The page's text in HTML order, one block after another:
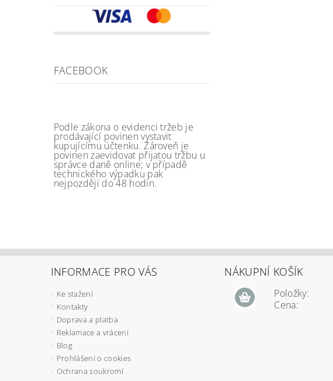
FACEBOOK
Podle zákona o evidenci tržeb je
prodávající povinen vystavit
kupujícímu účtenku. Zároveň je
povinen zaevidovat přijatou tržbu u
správce daně online; v případě
technického výpadku pak
nejpozději do 48 hodin.
INFORMACE PRO VÁS
Ke stažení
Kontakty
Doprava a platba
Reklamace a vrácení
Blog
Prohlášení o cookies
Ochrana soukromí
NÁKUPNÍ KOŠÍK
Položky:
Cena: